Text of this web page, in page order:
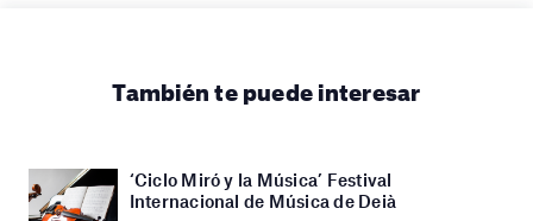
También te puede interesar
‘Ciclo Miró y la Música’ Festival
Internacional de Música de Deià